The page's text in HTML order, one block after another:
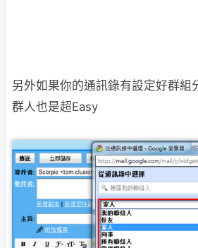
另外如果你的通訊錄有設定好群組
群人也是超Easy